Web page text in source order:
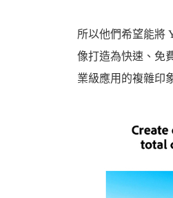
所以他們希望能將
像打造為快速、免
業級應用的複雜印